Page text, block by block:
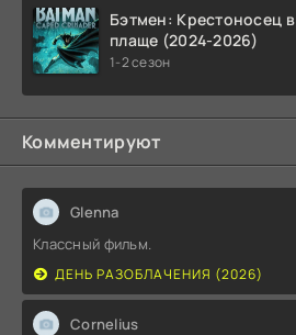
Бэтмен: Крестоносец в
плаще (2024-2026)
1-2 сезон
Комментируют
Glenna
Классный фильм.
ДЕНЬ РАЗОБЛАЧЕНИЯ (2026)
Cornelius